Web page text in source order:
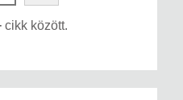
cikk között.